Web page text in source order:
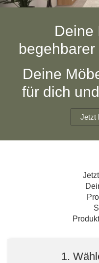
Schuhschrank
Hängeschrank
Hängeboard
TV-Möbel
Sideboard
Massivholz
Deine
Deine
für dich
Jetzt
1.
Kommoden
Massivholz-Schränke & -